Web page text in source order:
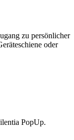
zu persönlicher
oder
PopUp.